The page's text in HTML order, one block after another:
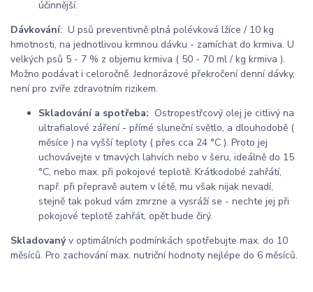
účinnější.
Dávkování: U psů preventivně plná polévková lžíce / 10 kg
hmotnosti, na jednotlivou krmnou dávku - zamíchat do krmiva. U
velkých psů 5 - 7 % z objemu krmiva ( 50 - 70 ml / kg krmiva ).
Možno podávat i celoročně. Jednorázové překročení denní dávky,
není pro zvíře zdravotním rizikem.
Skladování a spotřeba: Ostropestřcový olej je citlivý na
ultrafialové záření - přímé sluneční světlo, a dlouhodobě (
měsíce ) na vyšší teploty ( přes cca 24 °C ). Proto jej
uchovávejte v tmavých lahvích nebo v šeru, ideálně do 15
°C, nebo max. při pokojové teplotě. Krátkodobé zahřátí,
např. při přepravě autem v létě, mu však nijak nevadí,
stejně tak pokud vám zmrzne a vysráží se - nechte jej při
pokojové teplotě zahřát, opět bude čirý.
Skladovanýv optimálních podmínkách spotřebujte max. do 10
měsíců. Pro zachování max. nutriční hodnoty nejlépe do 6 měsíců.